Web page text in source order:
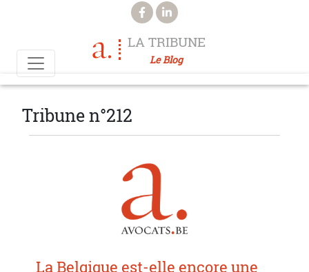
Aller au contenu principal
LA TRIBUNE
Le Blog
Tribune n°212
La Belgique est-elle encore une